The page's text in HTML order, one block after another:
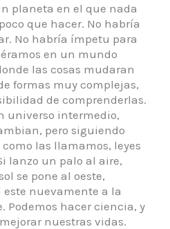
planeta en el que nada
que hacer. No habría
No habría ímpetu para
en un mundo
las cosas mudaran
formas muy complejas,
de comprenderlas.
universo intermedio,
pero siguiendo
las llamamos, leyes
lanzo un palo al aire,
se pone al oeste,
este nuevamente a la
Podemos hacer ciencia, y
nuestras vidas.